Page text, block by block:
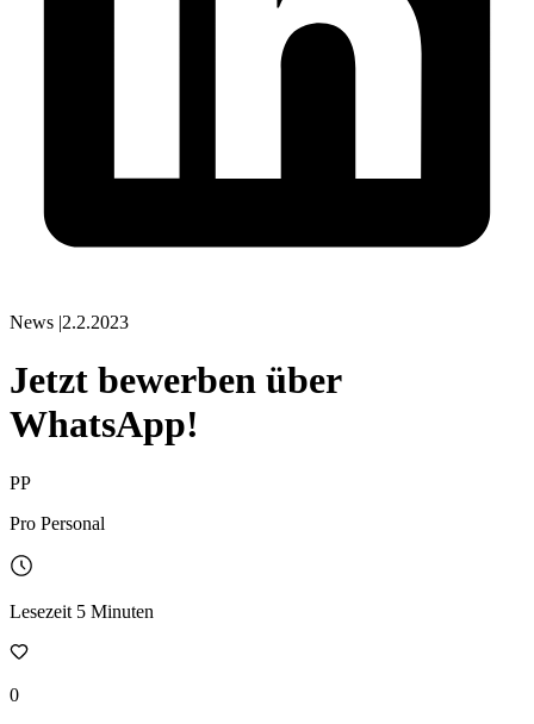
News |2.2.2023
Jetzt bewerben über
WhatsApp!
PP
Pro Personal
Lesezeit 5 Minuten
0